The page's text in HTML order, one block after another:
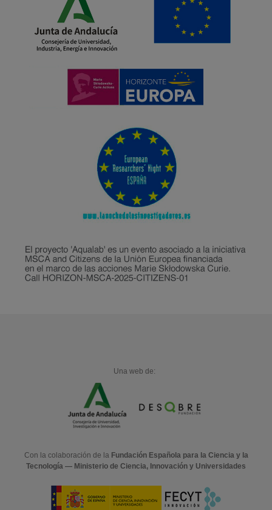
Una web de:
Con la colaboración de la Fundación Española para la Ciencia y la
Tecnología — Ministerio de Ciencia, Innovación y Universidades